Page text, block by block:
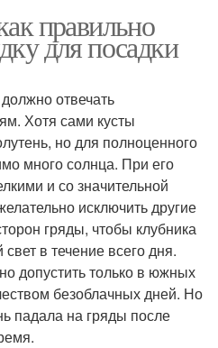
правильно
для посадки
отвечать
Хотя сами кусты
но для полноценного
много солнца. При его
и со значительной
исключить другие
гряды, чтобы клубника
в течение всего дня.
допустить только в южных
безоблачных дней. Но
падала на гряды после